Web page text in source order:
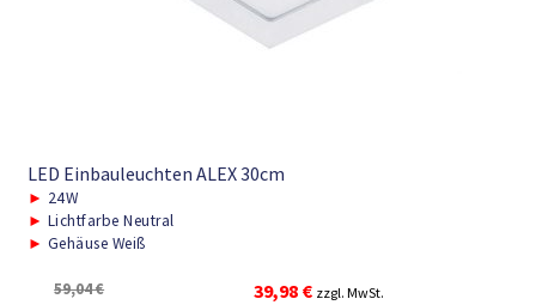
LED Einbauleuchten ALEX 30cm
► 24W
► Lichtfarbe Neutral
► Gehäuse Weiß
59,04€
Ursprünglicher
39,98 €Aktueller
zzgl. MwSt.